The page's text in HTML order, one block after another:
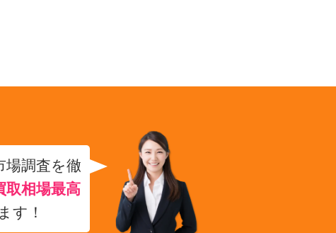
場調査を徹
取相場最高
す！